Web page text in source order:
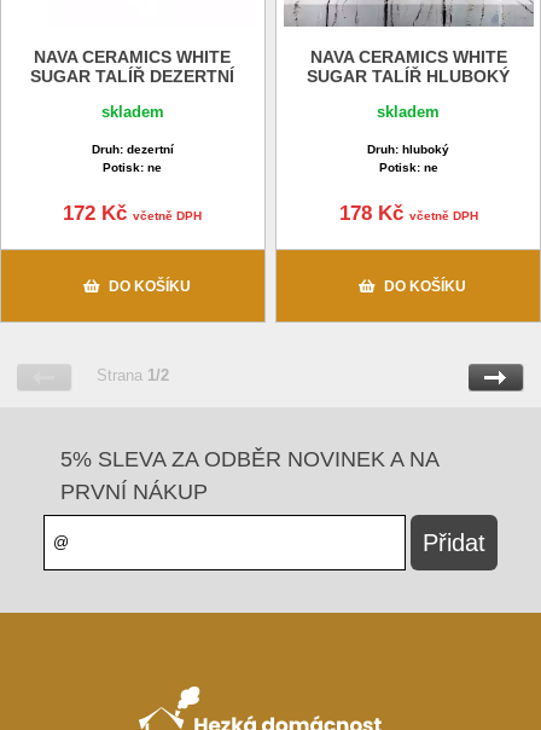
NAVA CERAMICS WHITE
SUGAR TALÍŘ DEZERTNÍ
skladem
Druh: dezertní
Potisk: ne
172 Kčvčetně DPH
DO KOŠÍKU
NAVA CERAMICS WHITE
SUGAR TALÍŘ HLUBOKÝ
skladem
Druh: hluboký
Potisk: ne
178 Kč včetně DPH
DO KOŠÍKU
Strana 1/2
5% SLEVA ZA ODBĚR NOVINEK A NA
PRVNÍ NÁKUP